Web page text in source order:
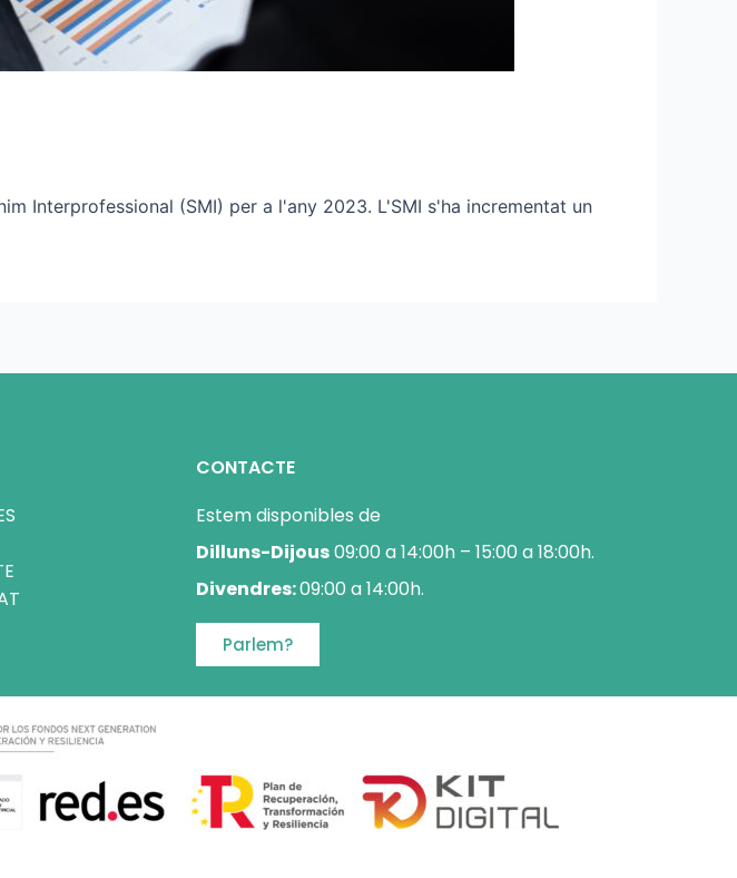
Interprofessional (SMI) per a l'any 2023. L'SMI s'ha incrementat un
CONTACTE
Estem disponibles de
Dilluns-Dijous09:00 a 14:00h – 15:00 a 18:00h.
Divendres:09:00 a 14:00h.
Parlem?